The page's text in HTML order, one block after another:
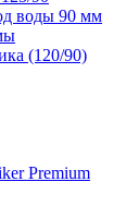
воды 90 мм
(120/90)
Premium